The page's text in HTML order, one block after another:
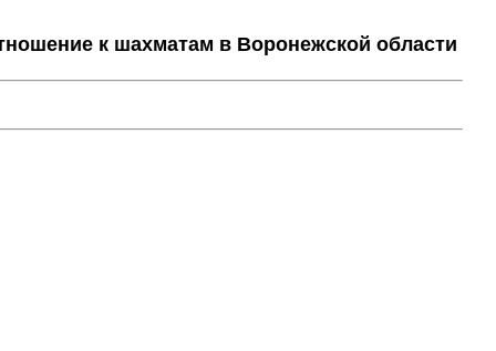
к шахматам в Воронежской области